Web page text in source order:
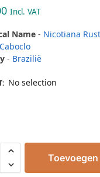
Incl. VAT
Name - Nicotiana
Caboclo
- Brazilië
: No selection